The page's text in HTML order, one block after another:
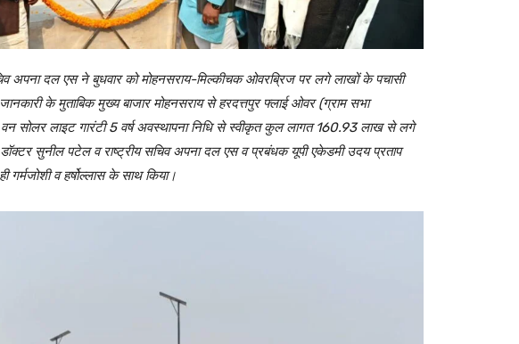
अपना दल एस ने बुधवार को मोहनसराय-मिल्कीचक ओवरब्रिज पर लगे लाखों के पचासी
के मुताबिक मुख्य बाजार मोहनसराय से हरदत्तपुर फ्लाई ओवर (ग्राम सभा
लाइट गारंटी 5 वर्ष अवस्थापना निधि से स्वीकृत कुल लागत 160.93 लाख से लगे
डॉक्टर सुनील पटेल व राष्ट्रीय सचिव अपना दल एस व प्रबंधक यूपी एकेडमी उदय प्रताप
गर्मजोशी व हर्षोल्लास के साथ किया।